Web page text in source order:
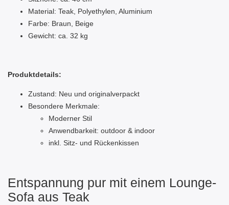
Material: Teak, Polyethylen, Aluminium
Farbe: Braun, Beige
Gewicht: ca. 32 kg
Produktdetails:
Zustand: Neu und originalverpackt
Besondere Merkmale:
Moderner Stil
Anwendbarkeit: outdoor & indoor
inkl. Sitz- und Rückenkissen
Entspannung pur mit einem Lounge-
Sofa aus Teak